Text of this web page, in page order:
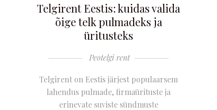
Telgirent Eestis: kuidas valida
õige telk pulmadeks ja
üritusteks
Peotelgi rent
Telgirent on Eestis järjest populaarsem
lahendus pulmade, firmaürituste ja
erinevate suviste sündmuste